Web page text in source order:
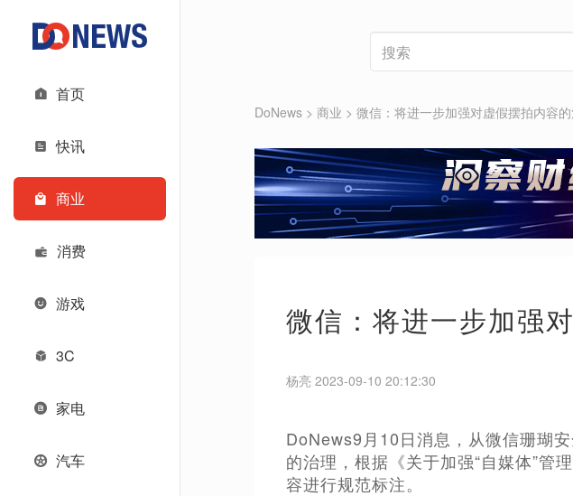
首页
快讯
商业
消费
游戏
3C
家电
汽车
DoNews > 商业 > 微信：将进一步加强对虚假摆拍内容
微信：将进一步加强
杨亮 2023-09-10 20:12:30
DoNews9月10日消息，从微信珊瑚
的治理，根据《关于加强“自媒体”管
容进行规范标注。